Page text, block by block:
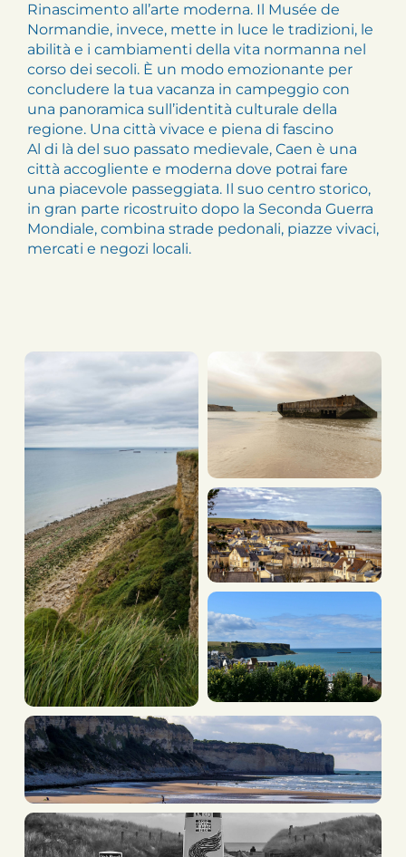
Rinascimento all’arte moderna. Il Musée de
Normandie, invece, mette in luce le tradizioni, le
abilità e i cambiamenti della vita normanna nel
corso dei secoli. È un modo emozionante per
concludere la tua vacanza in campeggio con
una panoramica sull’identità culturale della
regione. Una città vivace e piena di fascino
Al di là del suo passato medievale, Caen è una
città accogliente e moderna dove potrai fare
una piacevole passeggiata. Il suo centro storico,
in gran parte ricostruito dopo la Seconda Guerra
Mondiale, combina strade pedonali, piazze vivaci,
mercati e negozi locali.